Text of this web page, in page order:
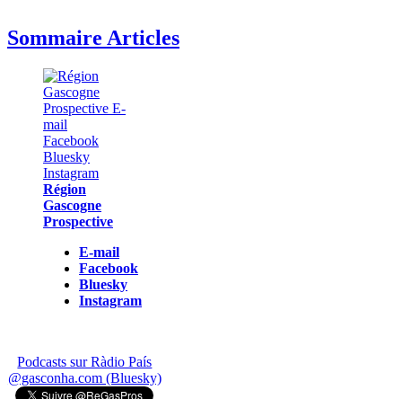
Sommaire Articles
Région
Gascogne
Prospective
E-mail
Facebook
Bluesky
Instagram
Podcasts sur Ràdio País
@gasconha.com (Bluesky)